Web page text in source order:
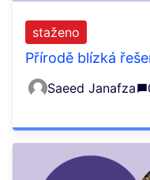
Přírodě blízká
staženo
Saeed Janafza